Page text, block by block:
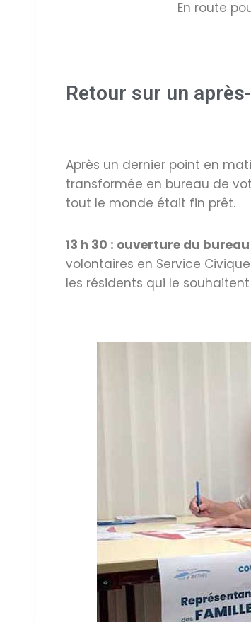
En route
Retour sur un
Après un dernier point en
transformée en bureau de
tout le monde était fin prêt.
13 h 30 : ouverture du
volontaires en Service
les résidents qui le